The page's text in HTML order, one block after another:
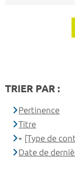
TRIER PAR :
Pertinence
Titre
[Type de
Date de